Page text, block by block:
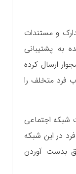
و مستندات
به پشتیبانی
ارسال کرده
فرد متخلف را
شبکه اجتماعی
فرد در این شبکه
بدست آوردن